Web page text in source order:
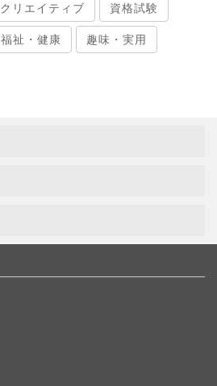
クリエイティブ 資格試験
福祉・健康 趣味・実用